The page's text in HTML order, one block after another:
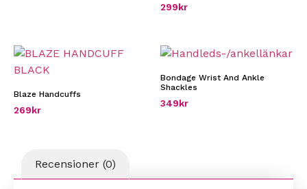
Recensioner (0)
299kr
Blaze Handcuffs
269kr
Bondage Wrist And Ankle
Shackles
349kr